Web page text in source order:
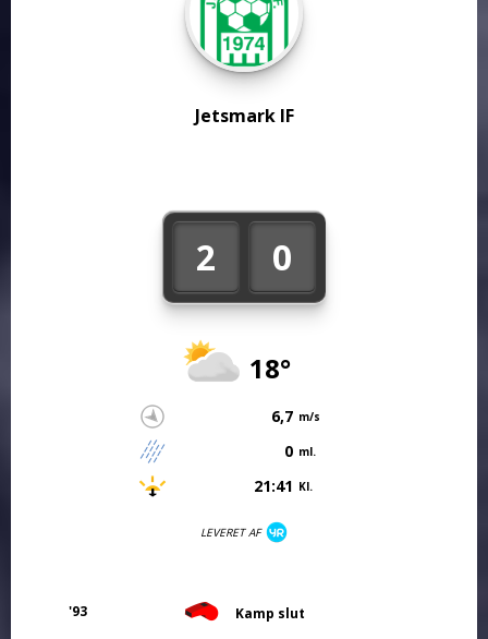
2 0
18°
6,7 m/s
0 ml.
21:41 Kl.
LEVERET AF
Jetsmark IF
'93 Kamp slut